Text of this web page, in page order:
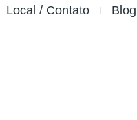
Local / Contato Blog